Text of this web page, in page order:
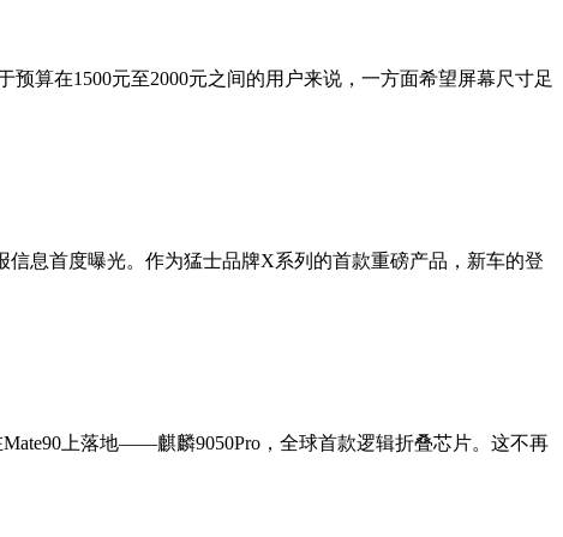
算在1500元至2000元之间的用户来说，一方面希望屏幕尺寸足
息首度曝光。作为猛士品牌X系列的首款重磅产品，新车的登
上落地——麒麟9050Pro，全球首款逻辑折叠芯片。这不再